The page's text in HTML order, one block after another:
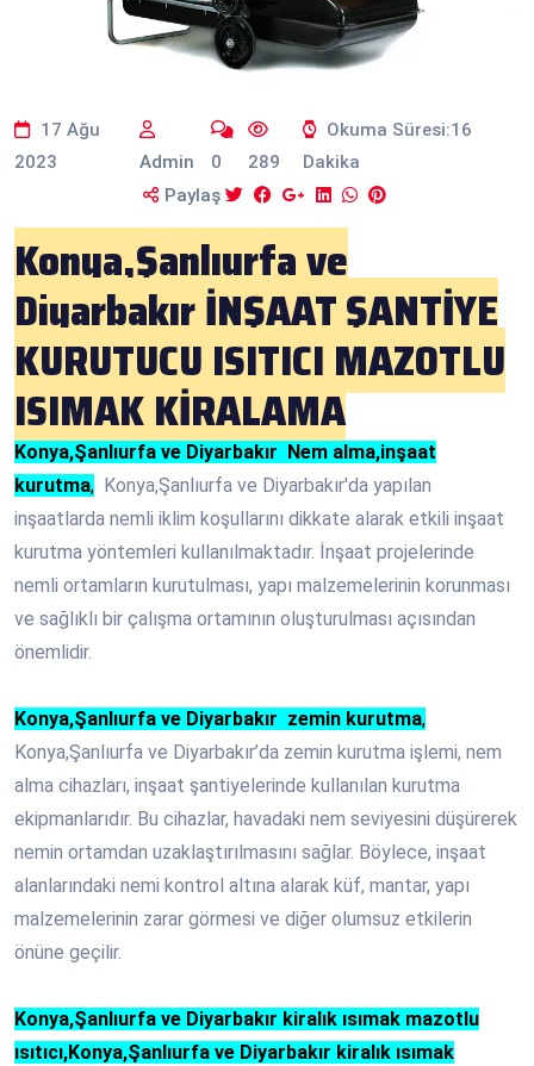
17 Ağu
2023
Admin 0 289
Okuma Süresi:16
Dakika
Paylaş
Konya,Şanlıurfa ve
Diyarbakır İNŞAAT ŞANTİYE
KURUTUCU ISITICI MAZOTLU
ISIMAK KİRALAMA
Konya,Şanlıurfa ve Diyarbakır Nem alma,inşaat
kurutma, Konya,Şanlıurfa ve Diyarbakır'da yapılan
inşaatlarda nemli iklim koşullarını dikkate alarak etkili inşaat
kurutma yöntemleri kullanılmaktadır. İnşaat projelerinde
nemli ortamların kurutulması, yapı malzemelerinin korunması
ve sağlıklı bir çalışma ortamının oluşturulması açısından
önemlidir.
Konya,Şanlıurfa ve Diyarbakır zemin kurutma,
Konya,Şanlıurfa ve Diyarbakır’da zemin kurutma işlemi, nem
alma cihazları, inşaat şantiyelerinde kullanılan kurutma
ekipmanlarıdır. Bu cihazlar, havadaki nem seviyesini düşürerek
nemin ortamdan uzaklaştırılmasını sağlar. Böylece, inşaat
alanlarındaki nemi kontrol altına alarak küf, mantar, yapı
malzemelerinin zarar görmesi ve diğer olumsuz etkilerin
önüne geçilir.
Konya,Şanlıurfa ve Diyarbakır kiralık ısımak mazotlu
ısıtıcı,Konya,Şanlıurfa ve Diyarbakır kiralık ısımak